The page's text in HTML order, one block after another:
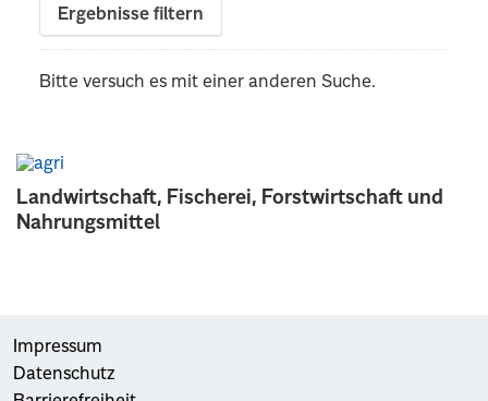
Landwirtschaft, Fischerei, Forstwirtschaft und
Nahrungsmittel
Ergebnisse filtern
Bitte versuch es mit einer anderen Suche.
Impressum
Datenschutz